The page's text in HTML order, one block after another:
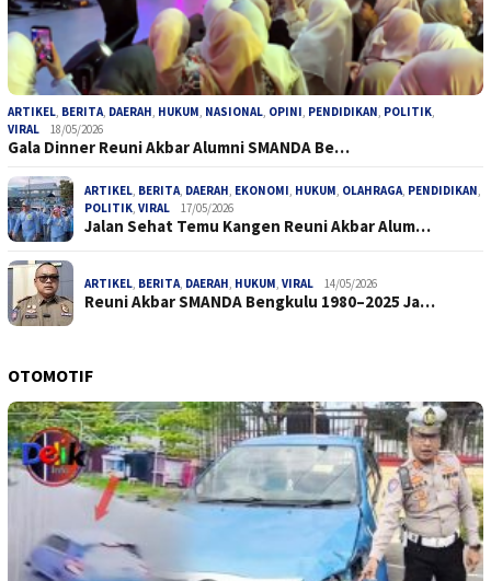
ARTIKEL, BERITA, DAERAH, HUKUM, NASIONAL, OPINI, PENDIDIKAN, POLITIK,
VIRAL
18/05/2026
Gala Dinner Reuni Akbar Alumni SMANDA Be…
ARTIKEL, BERITA, DAERAH, EKONOMI, HUKUM, OLAHRAGA, PENDIDIKAN,
POLITIK, VIRAL 17/05/2026
Jalan Sehat Temu Kangen Reuni Akbar Alum…
ARTIKEL, BERITA, DAERAH, HUKUM, VIRAL 14/05/2026
Reuni Akbar SMANDA Bengkulu 1980–2025 Ja…
OTOMOTIF